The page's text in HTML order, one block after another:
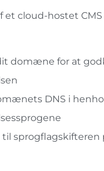
cloud-hostet CMS
domæne for at
DNS i
til sprogflagskifteren